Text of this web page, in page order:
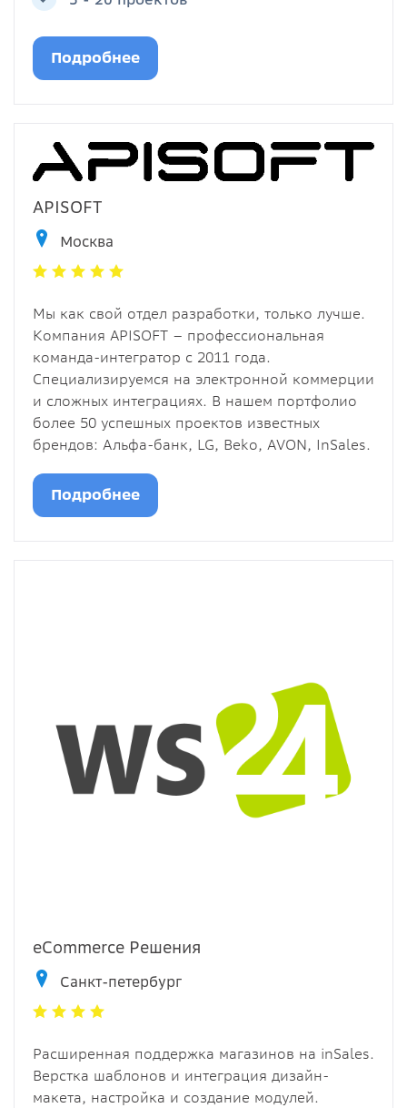
Подробнее
APISOFT
Москва
Мы как свой отдел разработки, только лучше.
Компания APISOFT – профессиональная
команда-интегратор с 2011 года.
Специализируемся на электронной коммерции
и сложных интеграциях. В нашем портфолио
более 50 успешных проектов известных
брендов: Альфа-банк, LG, Beko, AVON, InSales.
Подробнее
eCommerce Решения
Санкт-петербург
Расширенная поддержка магазинов на inSales.
Верстка шаблонов и интеграция дизайн-
макета, настройка и создание модулей.